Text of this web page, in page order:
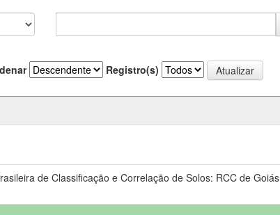
Registro(s)
de Classificação e Correlação de Solos: RCC de Goiás